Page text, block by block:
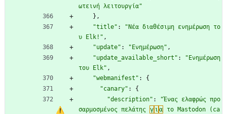
ωτεινή λειτουργία"
} ,
"title" :
"Νέα διαθέσιμη ενημέρωση το
υ Elk!" ,
"update" : "Ενημέρωση" ,
"update_available_short" :
"Ενημέρωση
του Elk" ,
"webmanifest" :
{
"canary" :
{
"description" :
"Ένας ελαφρώς προ
σαρμοσμένος πελάτης γ ι α το Mastodon (ca